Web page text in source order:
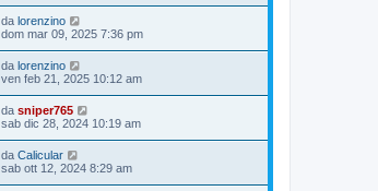
da lorenzino
dom mar 09, 2025 7:36 pm
da lorenzino
ven feb 21, 2025 10:12 am
da sniper765
sab dic 28, 2024 10:19 am
da Calicular
sab ott 12, 2024 8:29 am